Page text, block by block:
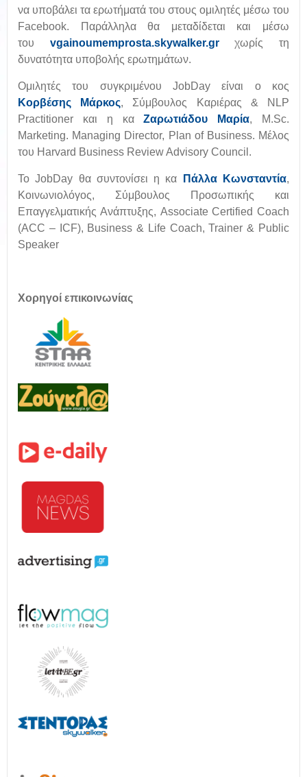
να υποβάλει τα ερωτήματά του στους ομιλητές μέσω του
Facebook. Παράλληλα θα μεταδίδεται και μέσω
του vgainoumemprosta.skywalker.grχωρίς τη
δυνατότητα υποβολής ερωτημάτων.
Ομιλητές του συγκριμένου JobDay είναι ο κος
Κορβέσης Μάρκος, Σύμβουλος Καριέρας & NLP
Practitioner και η καΖαρωτιάδου Μαρία, M.Sc.
Marketing. Managing Director, Plan of Business. Μέλος
του Harvard Business Review Advisory Council.
Το JobDay θα συντονίσει η κα Πάλλα Κωνσταντία,
Κοινωνιολόγος, Σύμβουλος Προσωπικής και
Επαγγελματικής Ανάπτυξης, Associate Certified Coach
(ACC – ICF), Business & Life Coach, Trainer & Public
Speaker
Χορηγοί επικοινωνίας